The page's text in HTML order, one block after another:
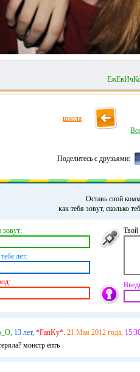
школа
Поделитесь с друзьями:
Оставь свой
как тебя зовут, сколько
зовут:
лет:
Твой
13 лет, *FanKy*. 21 Мая 2012 года,
монстр ёпть